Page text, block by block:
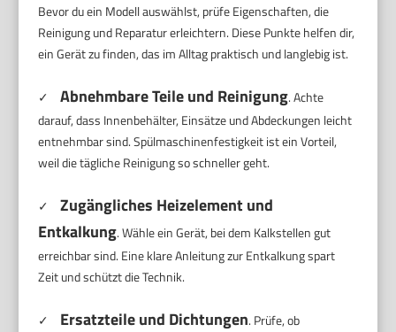
Bevor du ein Modell auswählst, prüfe Eigenschaften, die
Reinigung und Reparatur erleichtern. Diese Punkte helfen dir,
ein Gerät zu finden, das im Alltag praktisch und langlebig ist.
✓ Abnehmbare Teile und Reinigung. Achte
darauf, dass Innenbehälter, Einsätze und Abdeckungen leicht
entnehmbar sind. Spülmaschinenfestigkeit ist ein Vorteil,
weil die tägliche Reinigung so schneller geht.
✓
Zugängliches Heizelement und
Entkalkung. Wähle ein Gerät, bei dem Kalkstellen gut
erreichbar sind. Eine klare Anleitung zur Entkalkung spart
Zeit und schützt die Technik.
✓ Ersatzteile und Dichtungen. Prüfe, ob